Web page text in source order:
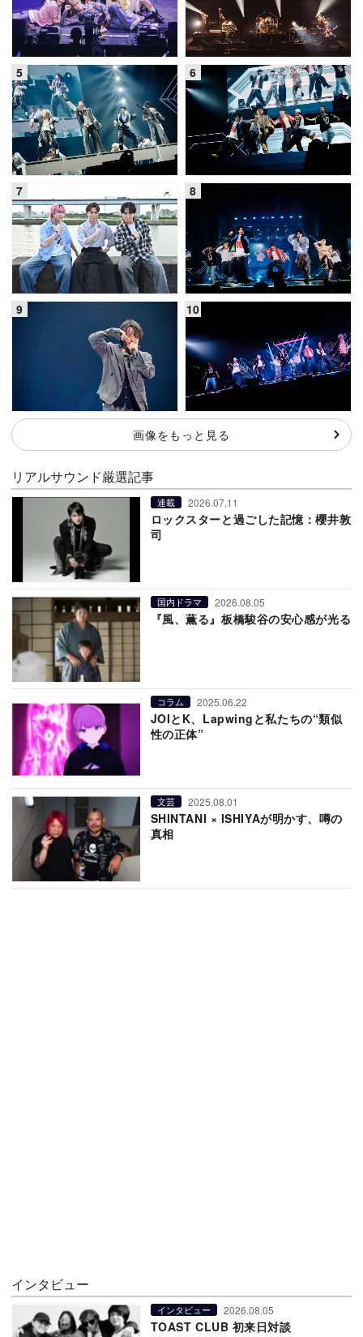
画像をもっと見る
リアルサウンド厳選記事
連載 2026.07.11
ロックスターと過ごした記憶：櫻井敦
司
国内ドラマ 2026.08.05
『風、薫る』板橋駿谷の安心感が光る
コラム 2025.06.22
JOIとK、Lapwingと私たちの“類似
性の正体”
文芸 2025.08.01
SHINTANI × ISHIYAが明かす、噂の
真相
インタビュー
インタビュー 2026.08.05
TOAST CLUB 初来日対談